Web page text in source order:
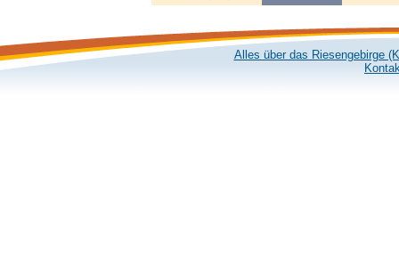
Alles über das Riesengebirge